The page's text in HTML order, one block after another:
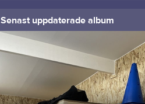
Senast uppdaterade album